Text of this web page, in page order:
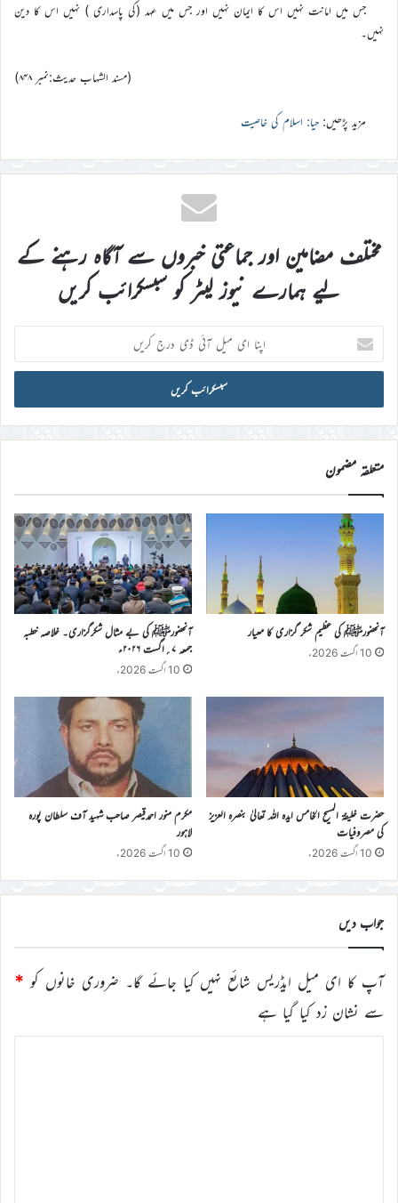
جس میں امانت نہیں اس کا ایمان نہیں اور جس میں عہد (کی پاسداری ) نہیں اس کا دین
نہیں۔
(مسند الشهاب حدیث:نمبر ۸۴۸)
مزید پڑھیں: حیا: اسلام کی خاصیت
مختلف مضامین اور جماعتی خبروں سے آگاہ رہنے کے
لیے ہمارے نیوز لیٹر کو سبسکرائب کریں
اپنا
ای
میل
ڈی
درج
کریں
متعلقہ مضمون
آنحضورﷺ کی عظیم شکر گزاری کا معیار
10 اگست 2026ء
آنحضورﷺ کی بے مثال شکرگزاری۔ خلاصہ خطبہ
جمعہ ۷؍اگست ۲۰۲۶ء
10 اگست 2026ء
حضرت خلیفۃ المسیح الخامس ایدہ اللہ تعالیٰ بنصرہ العزیز
کی مصروفیات
10 اگست 2026ء
مکرم منور احمدقیصر صاحب شہید آف سلطان پورہ
لاہور
10 اگست 2026ء
جواب دیں
آپ کا ای میل ایڈریس شائع نہیں کیا جائے گا۔ ضروری خانوں کو *
سے نشان زد کیا گیا ہے